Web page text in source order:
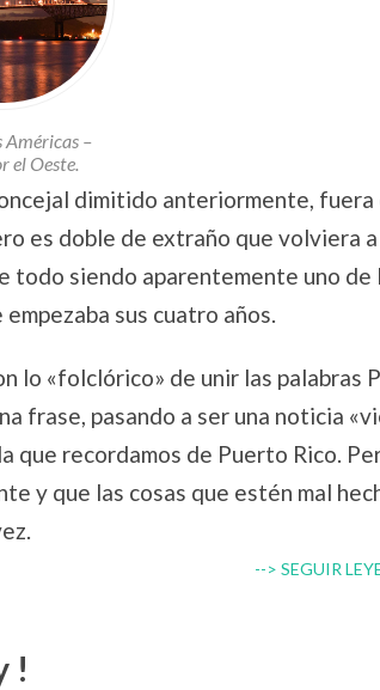
Américas –
el Oeste.
dimitido anteriormente,
es doble de extraño que volviera
todo siendo aparentemente uno de
sus cuatro años.
lo «folclórico» de unir las palabras
frase, pasando a ser una noticia
que recordamos de Puerto Rico.
y que las cosas que estén mal
--> SEGUIR
!